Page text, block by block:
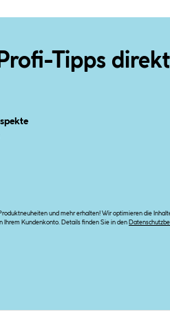
Tipps
und mehr erhalten! Wir optimieren die
Ihrem Kundenkonto. Details finden Sie in den